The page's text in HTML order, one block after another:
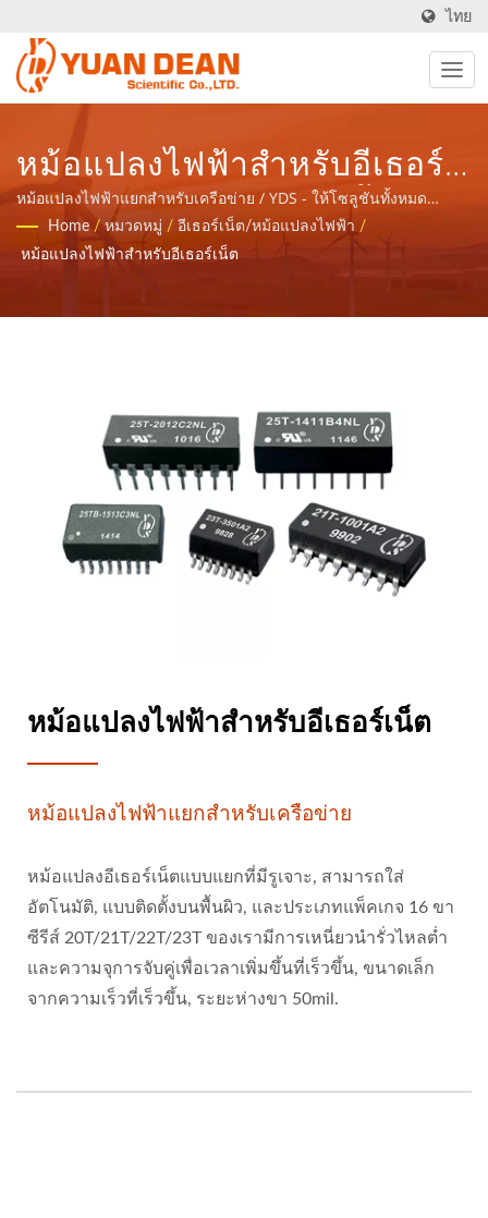
ไทย
หม้อแปลงไฟฟ้าสำหรับอีเธอร์
เน็ต / YDS - ให้โซลูชันทั้งหมด
สำหรับแอปพลิเคชันเครือข่าย
หม้อแปลงไฟฟ้าแยกสำหรับเครือข่าย / YDS - ให้โซลูชันทั้งหมด
สำหรับแอปพลิเคชันเครือข่ายการสื่อสารส่วนประกอบแม่เหล็กและ
ผลิตภัณฑ์พลังงาน.
Home / หมวดหมู่ / อีเธอร์เน็ต/หม้อแปลงไฟฟ้า /
หม้อแปลงไฟฟ้าสำหรับอีเธอร์เน็ต
หม้อแปลงไฟฟ้าสำหรับอีเธอร์เน็ต
หม้อแปลงไฟฟ้าแยกสำหรับเครือข่าย
หม้อแปลงอีเธอร์เน็ตแบบแยกที่มีรูเจาะ, สามารถใส่
อัตโนมัติ, แบบติดตั้งบนพื้นผิว, และประเภทแพ็คเกจ 16 ขา
ซีรีส์ 20T/21T/22T/23T ของเรามีการเหนี่ยวนำรั่วไหลต่ำ
และความจุการจับคู่เพื่อเวลาเพิ่มขึ้นที่เร็วขึ้น, ขนาดเล็ก
จากความเร็วที่เร็วขึ้น, ระยะห่างขา 50mil.